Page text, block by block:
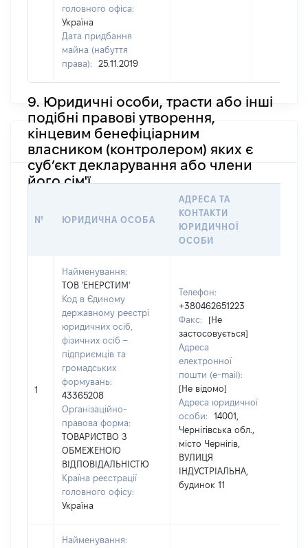
головного офіса:
Україна
Дата придбання
майна (набуття
права):
25.11.2019
9. Юридичні особи, трасти або інші
подібні правові утворення,
кінцевим бенефіціарним
власником (контролером) яких є
суб’єкт декларування або члени
його сім'ї
№ ЮРИДИЧНА ОСОБА
АДРЕСА ТА
КОНТАКТИ
ЮРИДИЧНОЇ
ОСОБИ
1
Найменування:
ТОВ 'ЕНЕРСТИМ'
Код в Єдиному
державному реєстрі
юридичних осіб,
фізичних осіб –
підприємців та
громадських
формувань:
43365208
Організаційно-
правова форма:
ТОВАРИСТВО З
ОБМЕЖЕНОЮ
ВІДПОВІДАЛЬНІСТЮ
Країна реєстрації
головного офісу:
Україна
Телефон:
+380462651223
Факс:
[Не
застосовується]
Адреса
електронної
пошти (e-mail):
[Не відомо]
Адреса юридичної
особи:
14001,
Чернігівська обл.,
місто Чернігів,
ВУЛИЦЯ
ІНДУСТРІАЛЬНА,
будинок 11
Найменування: